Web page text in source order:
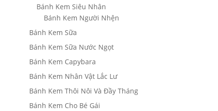
Bánh Kem Siêu Nhân
Bánh Kem Người Nhện
Bánh Kem Sữa
Bánh Kem Sữa Nước Ngọt
Bánh Kem Capybara
Bánh Kem Nhân Vật Lắc Lư
Bánh Kem Thôi Nôi Và Đầy Tháng
Bánh Kem Cho Bé Gái